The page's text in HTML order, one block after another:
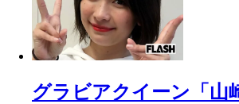
グラビアクイーン「山